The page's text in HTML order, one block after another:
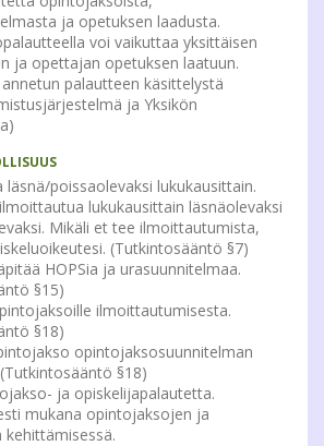
ja opetuksen laadusta.
voi vaikuttaa yksittäisen
ja opettajan opetuksen laatuun.
palautteen käsittelystä
ja Yksikön
poissaolevaksi lukukausittain.
lukukausittain läsnäolevaksi
Mikäli et tee ilmoittautumista,
(Tutkintosääntö §7)
HOPSia ja urasuunnitelmaa.
§15)
ilmoittautumisesta.
§18)
opintojaksosuunnitelman
§18)
ja opiskelijapalautetta.
mukana opintojaksojen ja
kehittämisessä.